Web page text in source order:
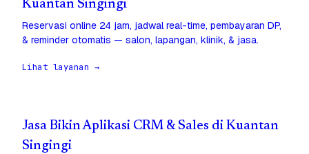
Kuantan Singingi
Reservasi online 24 jam, jadwal real-time, pembayaran DP,
& reminder otomatis — salon, lapangan, klinik, & jasa.
Lihat layanan →
Jasa Bikin Aplikasi CRM & Sales di Kuantan
Singingi